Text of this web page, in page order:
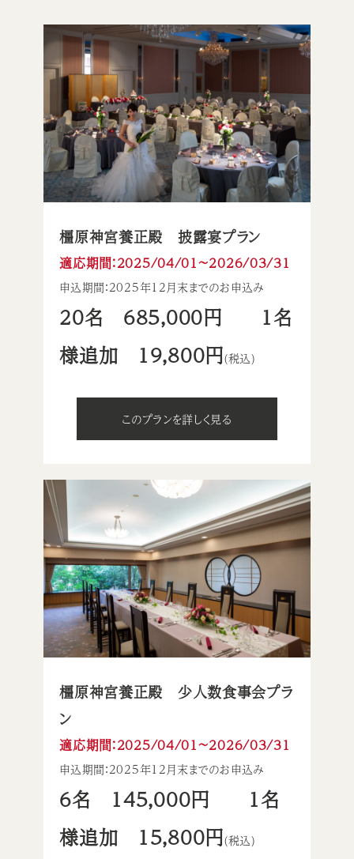
橿原神宮養正殿 披露宴プラン
適応期間：2025/04/01〜2026/03/31
申込期間：2025年12月末までのお申込み
20名 685,000円 1名
様追加 19,800円(税込)
このプランを詳しく見る
橿原神宮養正殿 少人数食事会プラ
ン
適応期間：2025/04/01〜2026/03/31
申込期間：2025年12月末までのお申込み
6名 145,000円 1名
様追加 15,800円(税込)